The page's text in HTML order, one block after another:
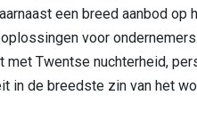
een breed aanbod op
voor
Twentse nuchterheid,
in de breedste zin van het